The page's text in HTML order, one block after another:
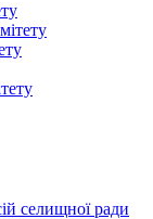
селищної ради